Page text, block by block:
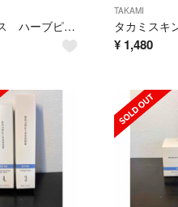
ESTH エス ハーブピーリングクレンジング120g
TAKAMI
¥ 1,480